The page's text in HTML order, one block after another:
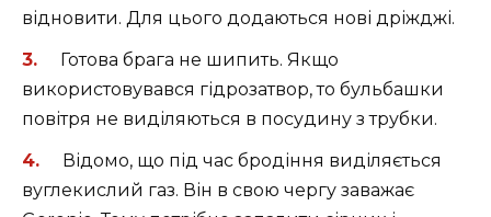
відновити. Для цього додаються нові дріжджі.
Готова брага не шипить. Якщо
використовувався гідрозатвор, то бульбашки
повітря не виділяються в посудину з трубки.
Відомо, що під час бродіння виділяється
вуглекислий газ. Він в свою чергу заважає